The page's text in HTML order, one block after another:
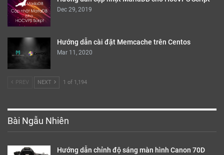
Dec 29, 2019
Hướng dẫn cài đặt Memcache trên Centos
Mar 11, 2020
PREV NEXT 1 of 1,194
Bài Ngẫu Nhiên
Hướng dẫn chỉnh độ sáng màn hình Canon 70D